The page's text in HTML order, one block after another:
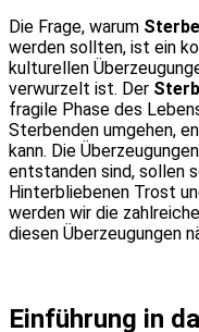
Die Frage, warum
werden sollten, ist ein
kulturellen
verwurzelt ist. Der
fragile Phase des
Sterbenden umgehen,
kann. Die
entstanden sind, sollen
Hinterbliebenen Trost
werden wir die
diesen Überzeugungen
Einführung in